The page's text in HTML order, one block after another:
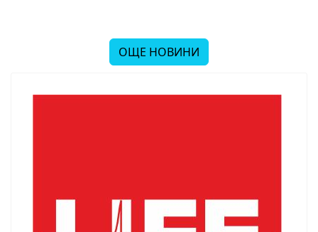
ОЩЕ НОВИНИ